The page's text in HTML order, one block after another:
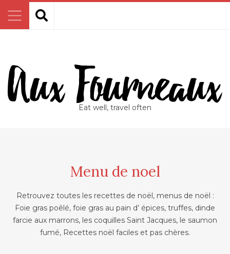
Eat well, travel often
Menu de noel
Retrouvez toutes les recettes de noël, menus de noël :
Foie gras poêlé, foie gras au pain d’ épices, truffes, dinde
farcie aux marrons, les coquilles Saint Jacques, le saumon
fumé, Recettes noël faciles et pas chères.